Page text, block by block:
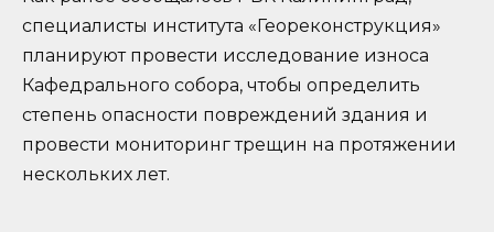
специалисты института «Геореконструкция»
планируют провести исследование износа
Кафедрального собора, чтобы определить
степень опасности повреждений здания и
провести мониторинг трещин на протяжении
нескольких лет.